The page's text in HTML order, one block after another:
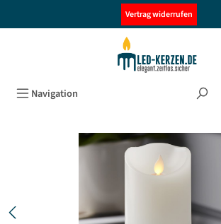
Vertrag widerrufen
Navigation
Bildergalerie überspringen